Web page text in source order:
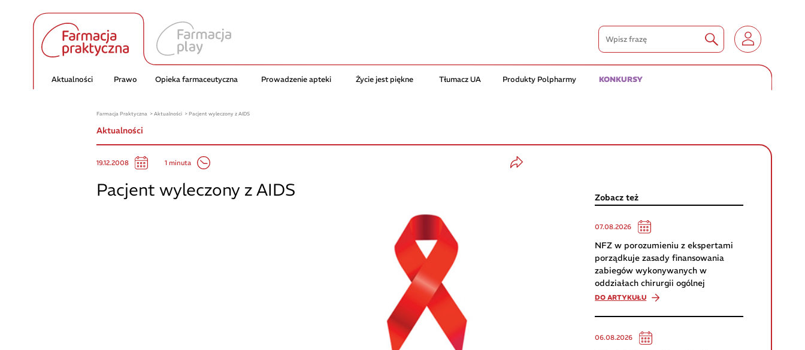
Aktualności Prawo Opieka farmaceutyczna Prowadzenie apteki Życie jest piękne Tłumacz UA Produkty Polpharmy KONKURSY
Farmacja Praktyczna Aktualności Pacjent wyleczony z AIDS
Aktualności
19.12.2008 1 minuta
Pacjent wyleczony z AIDS Zobacz też
07.08.2026
NFZ w porozumieniu z ekspertami
porządkuje zasady finansowania
zabiegów wykonywanych w
oddziałach chirurgii ogólnej
DO ARTYKUŁU
06.08.2026